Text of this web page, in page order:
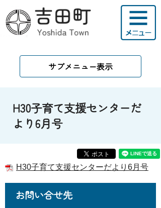
サブメニュー表示
H30子育て支援センターだ
より6月号
H30子育て支援センターだより6月号
お問い合せ先